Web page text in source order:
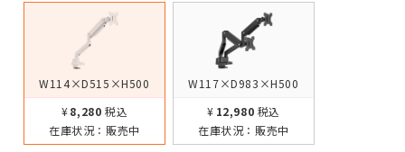
W114×D515×H500
¥8,280 税込
在庫状況： 販売中
W117×D983×H500
¥12,980 税込
在庫状況： 販売中